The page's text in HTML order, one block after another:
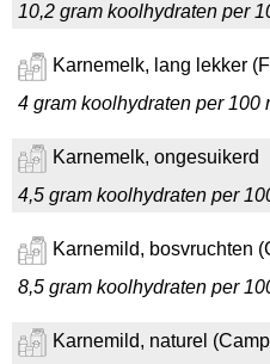
10,2 gram koolhydraten per
Karnemelk, lang lekker
4 gram koolhydraten per 100
Karnemelk, ongesuikerd
4,5 gram koolhydraten per
Karnemild, bosvruchten
8,5 gram koolhydraten per
Karnemild, naturel